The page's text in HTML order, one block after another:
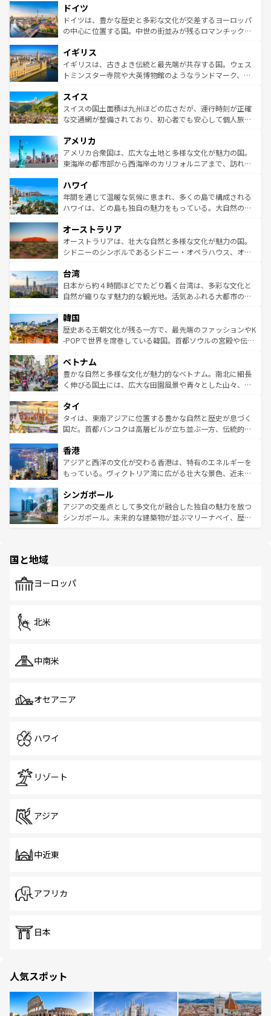
せる。地方によって風土や気候が異なるスペインはその個
性で訪れる人を魅了する。 なお、新着のスペイン情報は コ
ンテンツ一覧を参照してほしい。
で、幅広い魅力が詰まっている。華麗な宮殿、歴史的な大
聖堂、美しいビーチ、そして豊かな自然が、訪れる者を心
から魅了する。また、フランスは美食の国としても知ら
いる。シャンパンの発祥地であるランス、プロヴァンスの
香り高いラベンダー畑など、多彩な楽しみ方が可能だ。さ
らに、パリ以外の地域にも魅力が溢れており、どの街角に
れる地方に足を運ぶとそれぞれで全く異なる文化を体験で
きるだろう。 なお、新着のフランス情報はコンテンツ一覧
を参照してほしい。
ドイツ
ドイツは、豊かな歴史と多彩な文化が交差するヨーロッパ
の中心に位置する国。中世の街並みが残るロマンチック街
顔を持つこの国は、どこを歩いても飽きることがない。ベ
ルリンの文化的活気、バイエルン州のアルプスの絶景、そ
してライン川沿いのワイン畑といった風景は必見。ビール
は、お酒好きな人にはぜひ体験してほしい。 なお、新着の
ドイツ情報はコンテンツ一覧を参照してほしい。
イギリス
イギリスは、古きよき伝統と最先端が共存する国。ウェス
トミンスター寺院や大英博物館のようなランドマーク、歴
リアごとに異なる魅力がある。また、優雅なアフタヌーン
ティー、ビール好きにはたまらない英国パブ、サッカー観
戦など、本場だからこそできる体験も豊富。イギリスを旅
ンツ一覧を参照してほしい。
スイス
スイスの国土面積は九州ほどの広さだが、運行時刻が正確
な交通網が整備されており、初心者でも安心して個人旅行
の建物がそのまま残る町や、スイスならではのユニークな
博物館もあり、アルプス観光だけでなく町歩きも満喫する
ことができる。国民の所得が高いため物価も高いが、旅行
ば市内交通費無料で観光を楽しむこともできる。 なお、新
着のスイス情報はコンテンツ一覧 を参照してほしい。
アメリカ
アメリカ合衆国は、広大な土地と多様な文化が魅力の国。
東海岸の都市部から西海岸のカリフォルニアまで、訪れる
のような巨大都市は、観光、ショッピング、エンターテイ
ンメントが詰まった刺激的なスポットだ。一方、アメリカ
西部には大自然が広がり、グランドキャニオンやイエロー
部のニューオーリンズでは、音楽と美食が融合した独特の
文化が魅力。旅行者はアメリカの各地域で異なる魅力を楽
しみながら、その多様性と豊かな歴史を感じることができ
ならではの贅沢な旅のスタイルだ。 なお、新着のアメリカ
情報はコンテンツ一覧を参照してほしい。
ハワイ
年間を通じて温暖な気候に恵まれ、多くの島で構成される
ハワイは、どの島も独自の魅力をもっている。大自然の神
ワイ島は見逃せない。また、定番の観光地といえばオアフ
島だが、静かな自然を求めるならマウイ島やカウアイ島が
おすすめ。エメラルドグリーンに輝く海をはじめ、豊かな
れるおもてなしの心で訪れる人々を迎えてくれるハワイの
人々、おいしいローカルフードやハワイアンミュージッ
ク、伝統的なフラダンスなど、すべてがハワイの魅力を彩
ワイを、存分に味わってほしい。 なお、新着のハワイ情報
はコンテンツ一覧を参照してほしい。
オーストラリア
オーストラリアは、壮大な自然と多様な文化が魅力の国。
シドニーのシンボルであるシドニー・オペラハウス、オー
リアリーフや大陸中央部にそびえるウルル（エアーズロッ
ク）、タスマニアの美しい原生林やケアンズの熱帯雨林な
ど、見どころがたくさん。また、カフェやワイン、オージ
いる。アクティビティも充実しており、サーフィンやダイ
ビング、ハイキングなど、アウトドア好きにはたまらな
い。オーストラリアの多彩な魅力を存分に味わいつくそ
参照してほしい。
台湾
日本から約４時間ほどでたどり着く台湾は、多彩な文化と
自然が織りなす魅力的な観光地。活気あふれる大都市の台
ン）、静ひつな山岳地帯である台湾東部など、都市の喧騒
と山間の静けさが共存しており、訪れる人に新しい発見と
驚きをもたらしてくれる。また、奥深い台湾の食文化も魅
容にもいいと評判のスイーツなど、バラエティ豊かな料理
が味わえる。 なお、新着の台湾情報は コンテンツ一覧を参
照してほしい。
韓国
歴史ある王朝文化が残る一方で、最先端のファッションやK
-POPで世界を席巻している韓国。首都ソウルの宮殿や伝統
き、地方に足を延ばせば四季折々の自然美を楽しむことが
できる。そして、キムチや焼肉、絶品のストリートフード
まで、さまざまな韓国料理が待っている。夜には、韓国な
リティに包まれながら、韓国の多彩な魅力を心ゆくまで味
わってみてほしい。 なお、新着の韓国情報はコンテンツ一
覧を参照してほしい。
ベトナム
豊かな自然と多様な文化が魅力的なベトナム。南北に細長
く伸びる国土には、広大な田園風景や青々とした山々、世
急速な発展と共に伝統が息づく。ハノイの古い町並みやホ
ーチミン市のフランス統治時代の建物も、独特の雰囲気を
醸し出している。また、バラエティの豊かさとおいしさで
とつ。フォーやバインミー、ベトナムコーヒーなどは、ぜ
ひ現地で味わいたい。どの地域を訪れてもあたたかい人々
が旅行者を迎えてくれるので、きっと忘れられない旅にな
参照してほしい。
タイ
タイは、東南アジアに位置する豊かな自然と歴史が息づく
国だ。首都バンコクは高層ビルが立ち並ぶ一方、伝統的な
の活気が交差している。北部ではチェンマイなどの山岳地
帯で自然と触れ合い、南部ではプーケットやクラビの美し
いビーチでリゾート気分を楽しむことができる。タイ料理
激する。気候は一年中温暖で、どの季節にも異なる楽しみ
が待っている。親しみやすいタイの人々、仏教を中心とし
た文化、そして多様な観光資源が、訪れる旅人を魅了し続
香港
アジアと西洋の文化が交わる香港は、特有のエネルギーを
もっている。ヴィクトリア湾に広がる壮大な景色、近未来
み、どこを訪れても感動するはず。観光スポットが密集し
ており、効率よく見どころを回れるのも魅力。息をのむよ
うな絶景から文化的な体験まで、香港を存分に楽しみ尽く
シンガポール
アジアの交差点として多文化が融合した独自の魅力を放つ
シンガポール。未来的な建築物が並ぶマリーナベイ、歴史
で、ホーカーズは地元の風情を楽しめる外せないスポット
国と地域
ヨーロッパ
北米
中南米
オセアニア
ハワイ
リゾート
アジア
中近東
アフリカ
日本
人気スポット